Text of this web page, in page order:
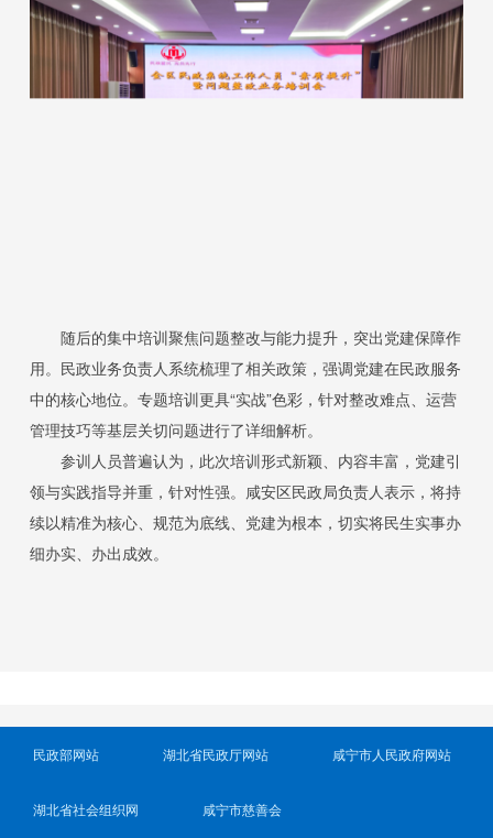
随后的集中培训聚焦问题整改与能力提升，突出党建保障作
用。民政业务负责人系统梳理了相关政策，强调党建在民政服务
中的核心地位。专题培训更具“实战”色彩，针对整改难点、运营
管理技巧等基层关切问题进行了详细解析。
参训人员普遍认为，此次培训形式新颖、内容丰富，党建引
领与实践指导并重，针对性强。咸安区民政局负责人表示，将持
续以精准为核心、规范为底线、党建为根本，切实将民生实事办
细办实、办出成效。
民政部网站 湖北省民政厅网站 咸宁市人民政府网站
湖北省社会组织网 咸宁市慈善会